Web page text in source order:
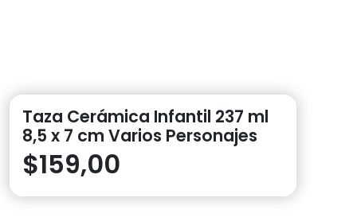
Taza Cerámica Infantil 237 ml
8,5 x 7 cm Varios Personajes
$159,00